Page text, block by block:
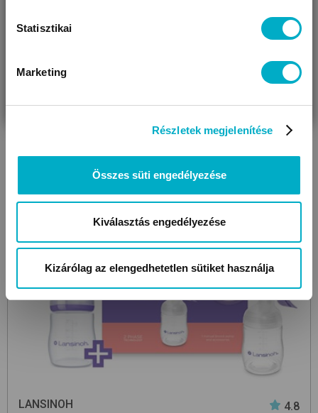
Statisztikai
Marketing
Részletek megjelenítése
Összes süti engedélyezése
Kiválasztás engedélyezése
Kizárólag az elengedhetetlen sütiket használja
; Futamidő:
LANSINOH
4.8
VÁRANDÓS
AJÁNDÉKOT